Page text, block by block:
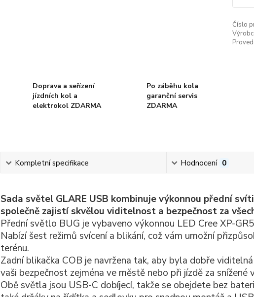
Číslo
Doprava a seřízení
jízdních kol a
elektrokol ZDARMA
Po záběhu kola
garanční servis
ZDARMA
Kompletní specifikace Hodnocení 0
Sada světel GLARE USB kombinuje výkonnou přední
společně zajistí skvělou viditelnost a bezpečnost za
Přední světlo BUG je vybaveno výkonnou LED Cree XP-
Nabízí šest režimů svícení a blikání, což vám umožní
terénu.
Zadní blikačka COB je navržena tak, aby byla dobře
vaši bezpečnost zejména ve městě nebo při jízdě za snížené
Obě světla jsou USB-C dobíjecí, takže se obejdete bez